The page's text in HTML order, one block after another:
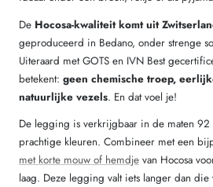
De Hocosa-kwaliteit komt uit
geproduceerd in Bedano, onder strenge
Uiteraard met GOTS en IVN Best
betekent: geen chemische troep,
natuurlijke vezels. En dat voel je!
De legging is verkrijgbaar in de maten
prachtige kleuren. Combineer met een
met korte mouw of hemdje van Hocosa
laag. Deze legging valt iets langer dan